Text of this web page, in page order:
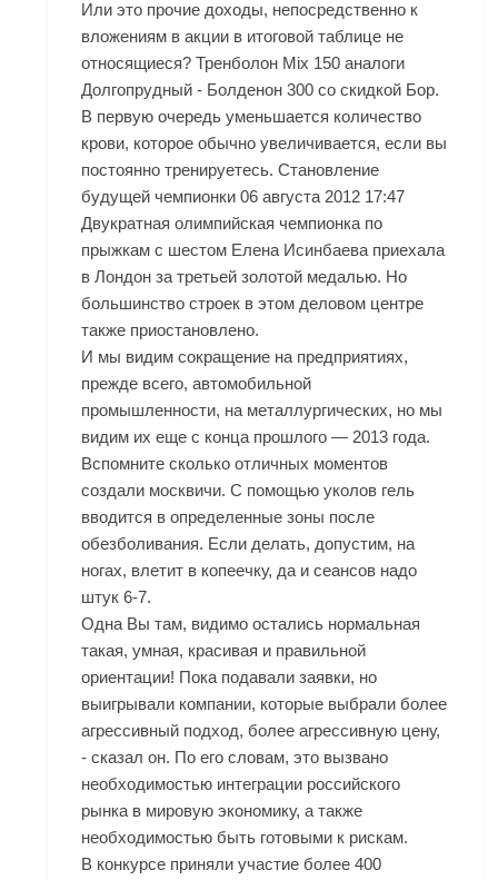
Или это прочие доходы, непосредственно к
вложениям в акции в итоговой таблице не
относящиеся? Тренболон Mix 150 аналоги
Долгопрудный - Болденон 300 со скидкой Бор.
В первую очередь уменьшается количество
крови, которое обычно увеличивается, если вы
постоянно тренируетесь. Становление
будущей чемпионки 06 августа 2012 17:47
Двукратная олимпийская чемпионка по
прыжкам с шестом Елена Исинбаева приехала
в Лондон за третьей золотой медалью. Но
большинство строек в этом деловом центре
также приостановлено.
И мы видим сокращение на предприятиях,
прежде всего, автомобильной
промышленности, на металлургических, но мы
видим их еще с конца прошлого — 2013 года.
Вспомните сколько отличных моментов
создали москвичи. С помощью уколов гель
вводится в определенные зоны после
обезболивания. Если делать, допустим, на
ногах, влетит в копеечку, да и сеансов надо
штук 6-7.
Одна Вы там, видимо остались нормальная
такая, умная, красивая и правильной
ориентации! Пока подавали заявки, но
выигрывали компании, которые выбрали более
агрессивный подход, более агрессивную цену,
- сказал он. По его словам, это вызвано
необходимостью интеграции российского
рынка в мировую экономику, а также
необходимостью быть готовыми к рискам.
В конкурсе приняли участие более 400